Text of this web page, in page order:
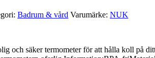
Badrum & vård Varumärke: NUK
och säker termometer för att hålla koll på